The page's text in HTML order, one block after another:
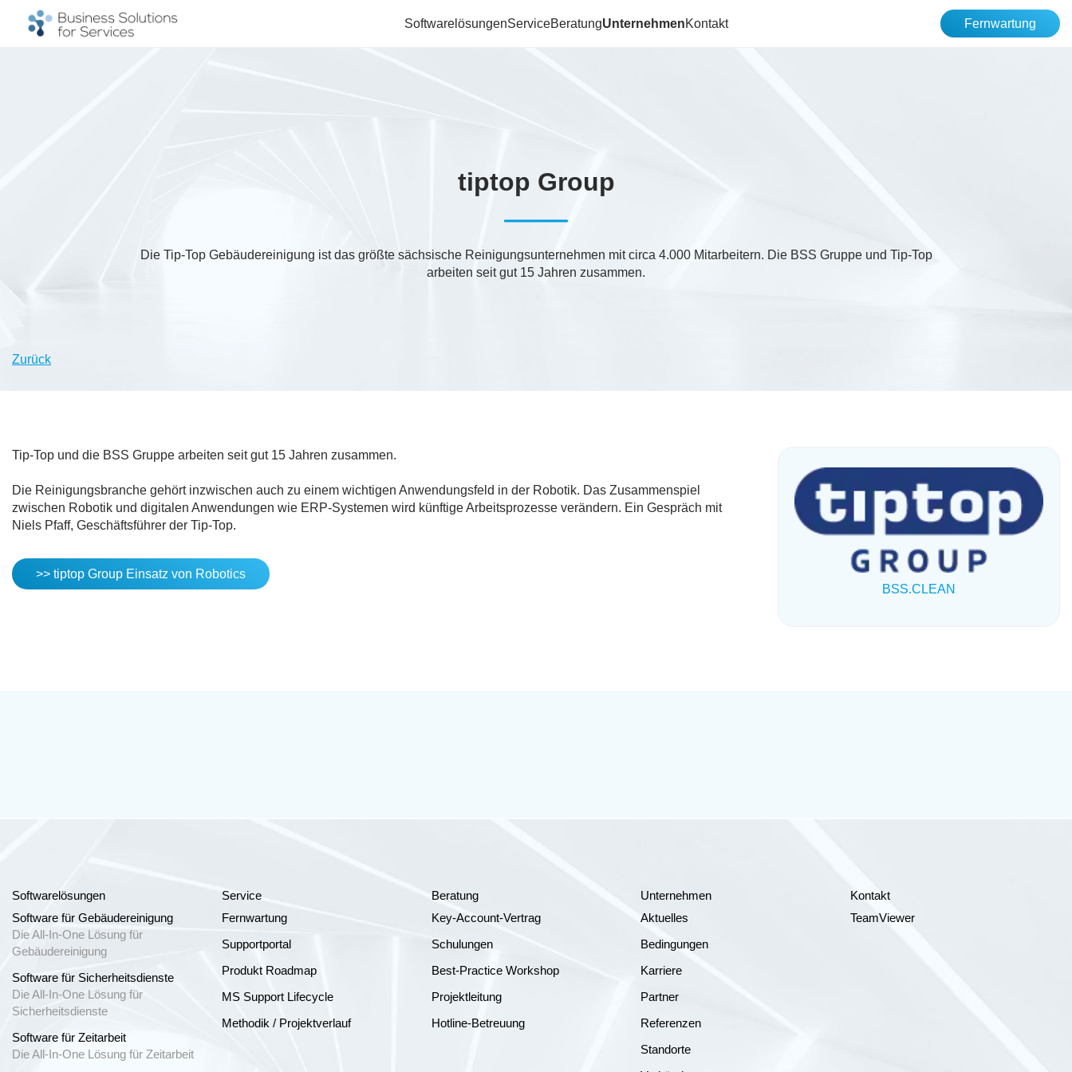
SoftwarelösungenServiceBeratungUnternehmenKontakt Fernwartung
tiptop Group
Die Tip-Top Gebäudereinigung ist das größte sächsische Reinigungsunternehmen mit circa 4.000 Mitarbeitern. Die BSS Gruppe und Tip-Top
arbeiten seit gut 15 Jahren zusammen.
Zurück
BSS.CLEAN
Tip-Top und die BSS Gruppe arbeiten seit gut 15 Jahren zusammen.
Die Reinigungsbranche gehört inzwischen auch zu einem wichtigen Anwendungsfeld in der Robotik. Das Zusammenspiel
zwischen Robotik und digitalen Anwendungen wie ERP-Systemen wird künftige Arbeitsprozesse verändern. Ein Gespräch mit
Niels Pfaff, Geschäftsführer der Tip-Top.
>> tiptop Group Einsatz von Robotics
Softwarelösungen
Software für Gebäudereinigung
Die All-In-One Lösung für
Gebäudereinigung
Software für Sicherheitsdienste
Die All-In-One Lösung für
Sicherheitsdienste
Software für Zeitarbeit
Die All-In-One Lösung für Zeitarbeit
Service
Fernwartung
Supportportal
Produkt Roadmap
MS Support Lifecycle
Methodik / Projektverlauf
Beratung
Key-Account-Vertrag
Schulungen
Best-Practice Workshop
Projektleitung
Hotline-Betreuung
Unternehmen
Aktuelles
Bedingungen
Karriere
Partner
Referenzen
Standorte
Kontakt
TeamViewer